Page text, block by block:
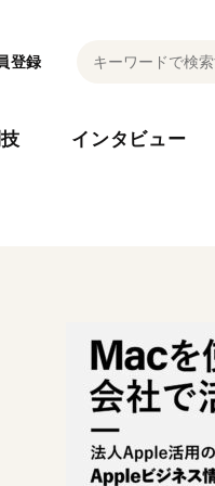
登録
インタビュー